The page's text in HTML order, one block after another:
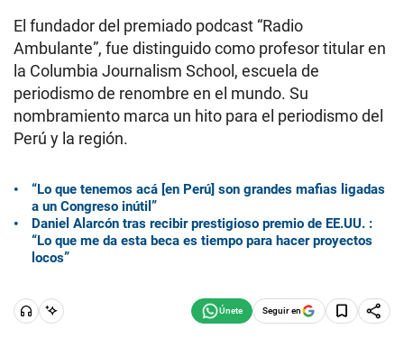
El fundador del premiado podcast “Radio
Ambulante”, fue distinguido como profesor titular en
la Columbia Journalism School, escuela de
periodismo de renombre en el mundo. Su
nombramiento marca un hito para el periodismo del
Perú y la región.
“Lo que tenemos acá [en Perú] son grandes mafias ligadas
a un Congreso inútil”
Daniel Alarcón tras recibir prestigioso premio de EE.UU. :
“Lo que me da esta beca es tiempo para hacer proyectos
locos”
Seguir en